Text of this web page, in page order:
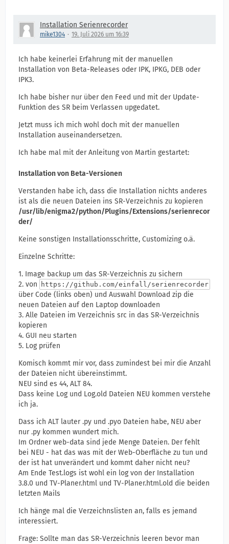
Installation Serienrecorder
mike1304 19. Juli 2026 um 16:39
Ich habe keinerlei Erfahrung mit der manuellen
Installation von Beta-Releases oder IPK, IPKG, DEB oder
IPK3.
Ich habe bisher nur über den Feed und mit der Update-
Funktion des SR beim Verlassen upgedatet.
Jetzt muss ich mich wohl doch mit der manuellen
Installation auseinandersetzen.
Ich habe mal mit der Anleitung von Martin gestartet:
Installation von Beta-Versionen
Verstanden habe ich, dass die Installation nichts anderes
ist als die neuen Dateien ins SR-Verzeichnis zu kopieren
/usr/lib/enigma2/python/Plugins/Extensions/serienrecor
der/
Keine sonstigen Installationsschritte, Customizing o.ä.
Einzelne Schritte:
1. Image backup um das SR-Verzeichnis zu sichern
2. von
https://github.com/einfall/serienrecorder
über Code (links oben) und Auswahl Download zip die
neuen Dateien auf den Laptop downloaden
3. Alle Dateien im Verzeichnis src in das SR-Verzeichnis
kopieren
4. GUI neu starten
5. Log prüfen
Komisch kommt mir vor, dass zumindest bei mir die Anzahl
der Dateien nicht übereinstimmt.
NEU sind es 44, ALT 84.
Dass keine Log und Log.old Dateien NEU kommen verstehe
ich ja.
Dass ich ALT lauter .py und .pyo Dateien habe, NEU aber
nur .py kommen wundert mich.
Im Ordner web-data sind jede Menge Dateien. Der fehlt
bei NEU - hat das was mit der Web-Oberfläche zu tun und
der ist hat unverändert und kommt daher nicht neu?
Am Ende Test.logs ist wohl ein log von der Installation
3.8.0 und TV-Planer.html und TV-Planer.html.old die beiden
letzten Mails
Ich hänge mal die Verzeichnslisten an, falls es jemand
interessiert.
Frage: Sollte man das SR-Verzeichnis leeren bevor man